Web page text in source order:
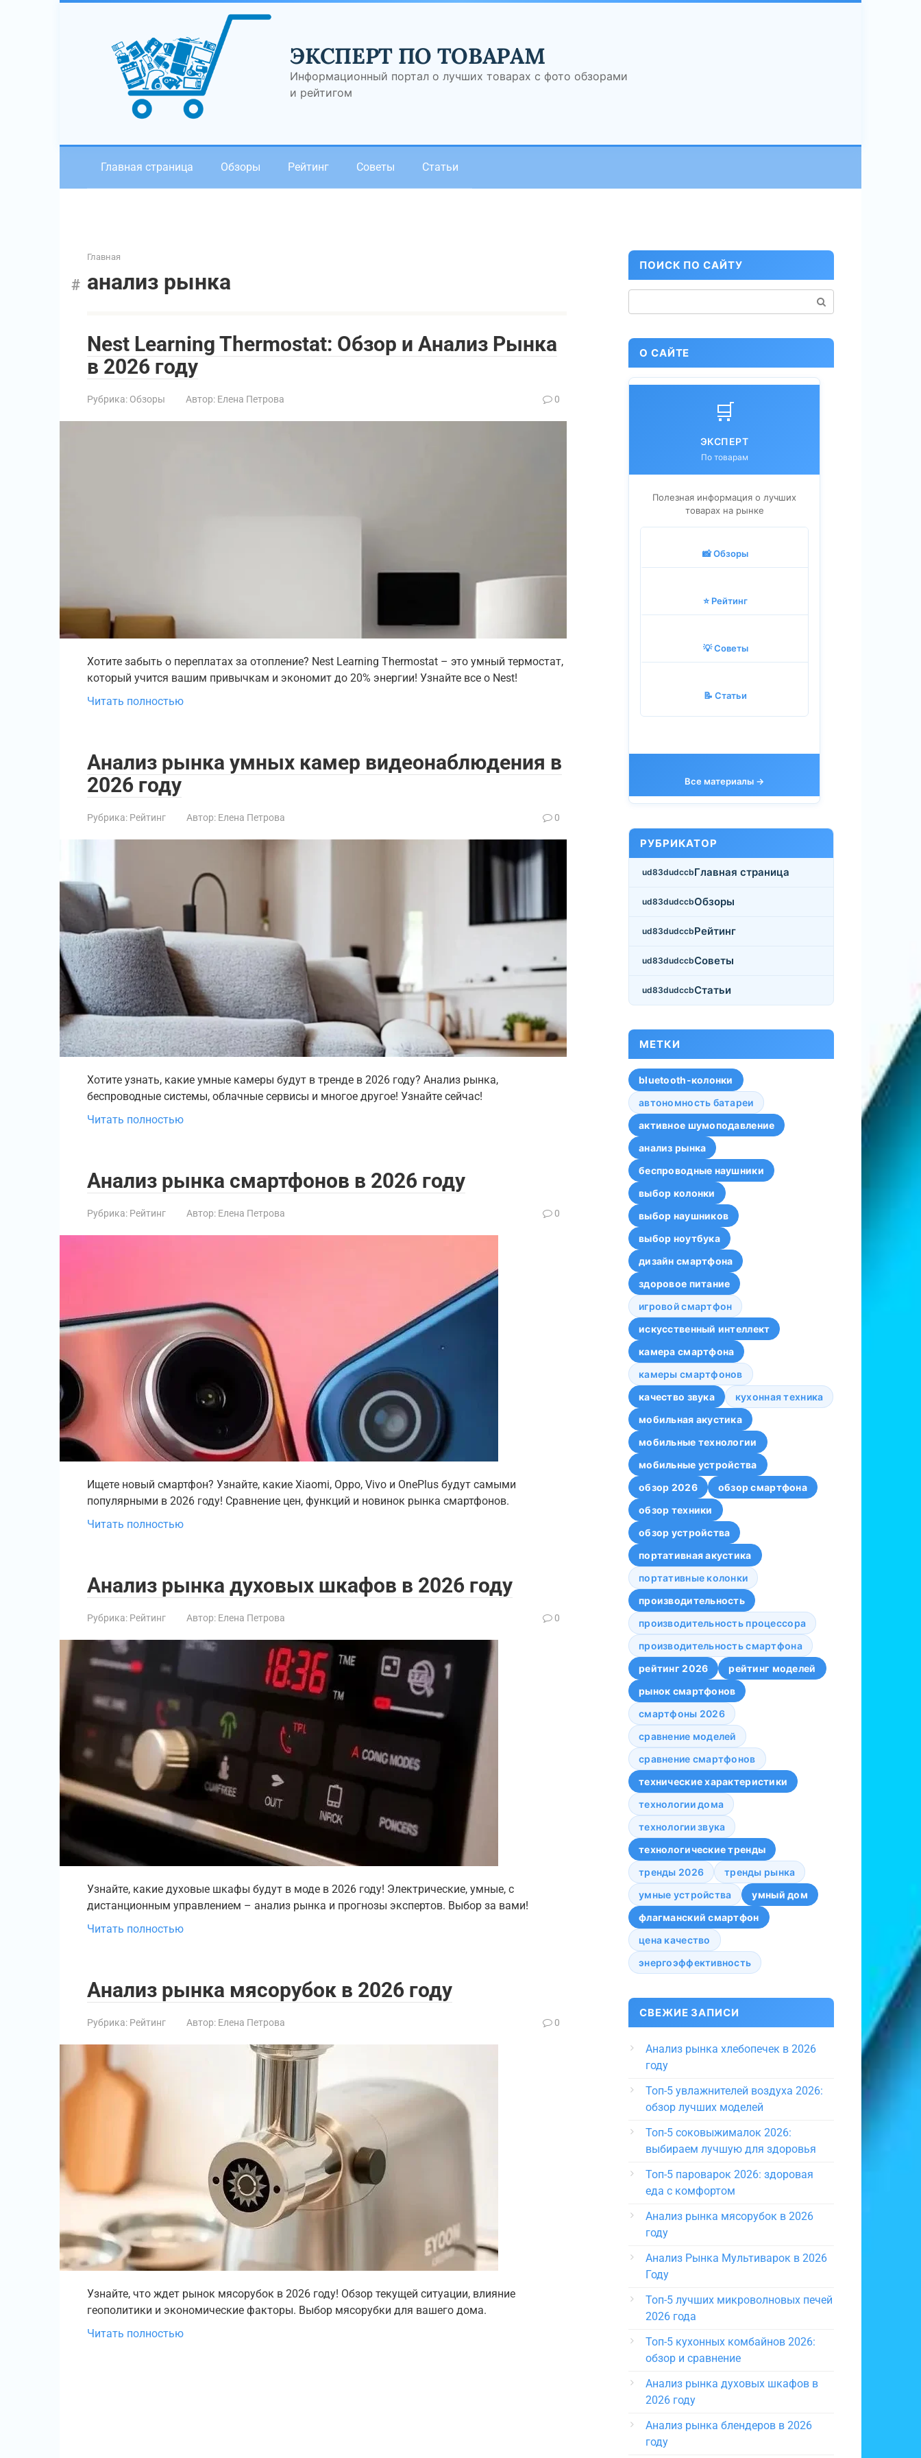
ЭКСПЕРТ ПО ТОВАРАМ
Информационный портал о лучших товарах с фото обзорами
и рейтигом
Главная страница Обзоры Рейтинг Советы Статьи
Главная
анализ рынка
Nest Learning Thermostat: Обзор и Анализ Рынка
в 2026 году
Рубрика: Обзоры Автор: Елена Петрова 0
Хотите забыть о переплатах за отопление? Nest Learning Thermostat – это умный термостат,
который учится вашим привычкам и экономит до 20% энергии! Узнайте все о Nest!
Читать полностью
Анализ рынка умных камер видеонаблюдения в
2026 году
Рубрика: Рейтинг Автор: Елена Петрова 0
Хотите узнать, какие умные камеры будут в тренде в 2026 году? Анализ рынка,
беспроводные системы, облачные сервисы и многое другое! Узнайте сейчас!
Читать полностью
Анализ рынка смартфонов в 2026 году
Рубрика: Рейтинг Автор: Елена Петрова 0
Ищете новый смартфон? Узнайте, какие Xiaomi, Oppo, Vivo и OnePlus будут самыми
популярными в 2026 году! Сравнение цен, функций и новинок рынка смартфонов.
Читать полностью
Анализ рынка духовых шкафов в 2026 году
Рубрика: Рейтинг Автор: Елена Петрова 0
Узнайте, какие духовые шкафы будут в моде в 2026 году! Электрические, умные, с
дистанционным управлением – анализ рынка и прогнозы экспертов. Выбор за вами!
Читать полностью
Анализ рынка мясорубок в 2026 году
Рубрика: Рейтинг Автор: Елена Петрова 0
Узнайте, что ждет рынок мясорубок в 2026 году! Обзор текущей ситуации, влияние
геополитики и экономические факторы. Выбор мясорубки для вашего дома.
Читать полностью
ПОИСК ПО САЙТУ
О САЙТЕ
🛒
ЭКСПЕРТ
По товарам
Полезная информация о лучших
товарах на рынке
📸 Обзоры
⭐ Рейтинг
💡 Советы
📝 Статьи
Все материалы →
РУБРИКАТОР
Главная страница
Обзоры
Рейтинг
Советы
Статьи
МЕТКИ
bluetooth-колонки
автономность батареи
активное шумоподавление
анализ рынка
беспроводные наушники
выбор колонки
выбор наушников
выбор ноутбука
дизайн смартфона
здоровое питание
игровой смартфон
искусственный интеллект
камера смартфона
камеры смартфонов
качество звука
кухонная техника
мобильная акустика
мобильные технологии
мобильные устройства
обзор 2026
обзор смартфона
обзор техники
обзор устройства
портативная акустика
портативные колонки
производительность
производительность процессора
производительность смартфона
рейтинг 2026
рейтинг моделей
рынок смартфонов
смартфоны 2026
сравнение моделей
сравнение смартфонов
технические характеристики
технологии дома
технологии звука
технологические тренды
тренды 2026
тренды рынка
умные устройства
умный дом
флагманский смартфон
цена качество
энергоэффективность
СВЕЖИЕ ЗАПИСИ
Анализ рынка хлебопечек в 2026
году
Топ-5 увлажнителей воздуха 2026:
обзор лучших моделей
Топ-5 соковыжималок 2026:
выбираем лучшую для здоровья
Топ-5 пароварок 2026: здоровая
еда с комфортом
Анализ рынка мясорубок в 2026
году
Анализ Рынка Мультиварок в 2026
Году
Топ-5 лучших микроволновых печей
2026 года
Топ-5 кухонных комбайнов 2026:
обзор и сравнение
Анализ рынка духовых шкафов в
2026 году
Анализ рынка блендеров в 2026
году